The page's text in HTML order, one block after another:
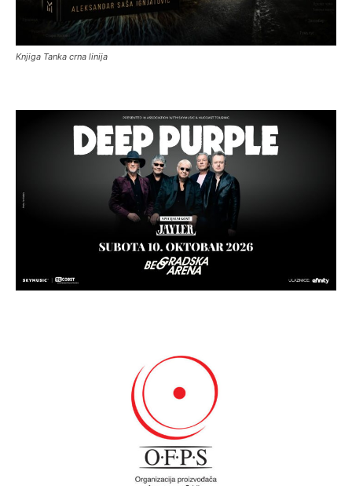
Knjiga Tanka crna linija